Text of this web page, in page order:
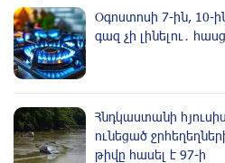
Օգոստոսի 7-ին, 10-
գազ չի լինելու․
Հնդկաստանի
ունեցած
թիվը հասել է 97-ի